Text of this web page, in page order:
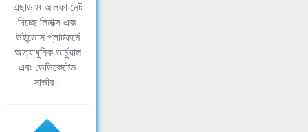
এছাড়াও আলফা নেট
দিচ্ছে লিনাক্স এবং
উইন্ডোস প্লাটফর্মে
অত্যাধুনিক ভার্চুয়াল
এবং ডেডিকেটেড
সার্ভার।